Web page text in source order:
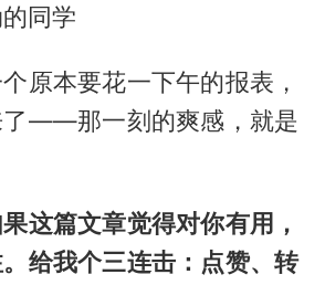
同学
原本要花一下午的报表，
了——那一刻的爽感，就是
这篇文章觉得对你有用，
给我个三连击：点赞、转